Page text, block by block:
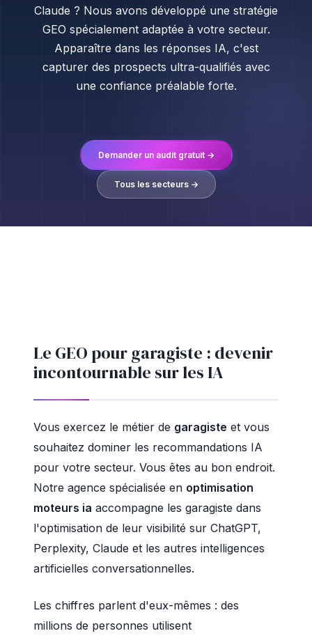
Claude ? Nous avons développé une stratégie
GEO spécialement adaptée à votre secteur.
Apparaître dans les réponses IA, c'est
capturer des prospects ultra-qualifiés avec
une confiance préalable forte.
Demander un audit gratuit →
Tous les secteurs →
Le GEO pour garagiste : devenir
incontournable sur les IA
Vous exercez le métier de garagiste et vous
souhaitez dominer les recommandations IA
pour votre secteur. Vous êtes au bon endroit.
Notre agence spécialisée en optimisation
moteurs ia accompagne les garagiste dans
l'optimisation de leur visibilité sur ChatGPT,
Perplexity, Claude et les autres intelligences
artificielles conversationnelles.
Les chiffres parlent d'eux-mêmes : des
millions de personnes utilisent